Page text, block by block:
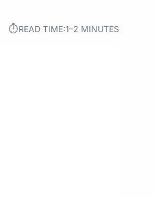
⏱︎READ TIME:1–2 MINUTES